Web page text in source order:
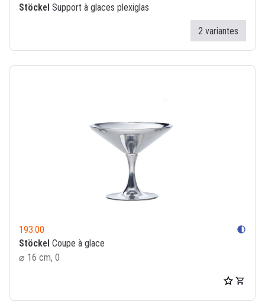
Stöckel Support à glaces plexiglas
2 variantes
193.00 contrast
Stöckel Coupe à glace
⌀ 16 cm, 0